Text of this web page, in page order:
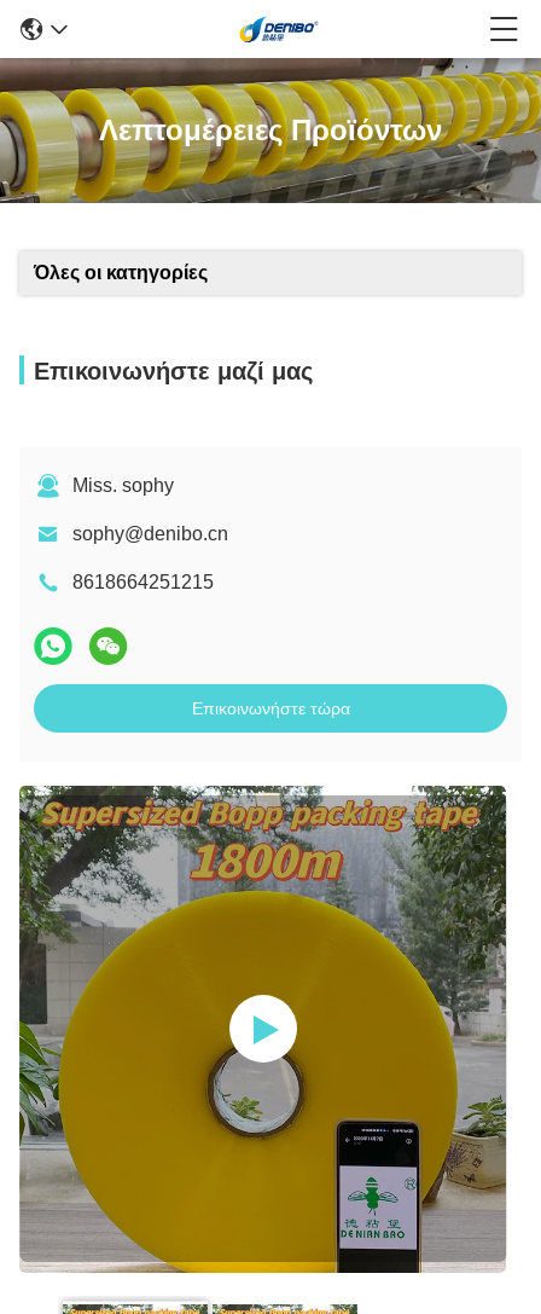
Λεπτομέρειες Προϊόντων
Όλες οι κατηγορίες
Επικοινωνήστε μαζί μας
Miss. sophy
sophy@denibo.cn
8618664251215
Επικοινωνήστε τώρα